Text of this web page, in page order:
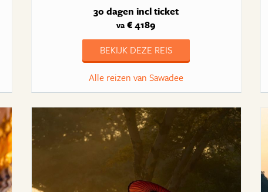
30 dagen incl ticket
va € 4189
BEKIJK DEZE REIS
Alle reizen van Sawadee